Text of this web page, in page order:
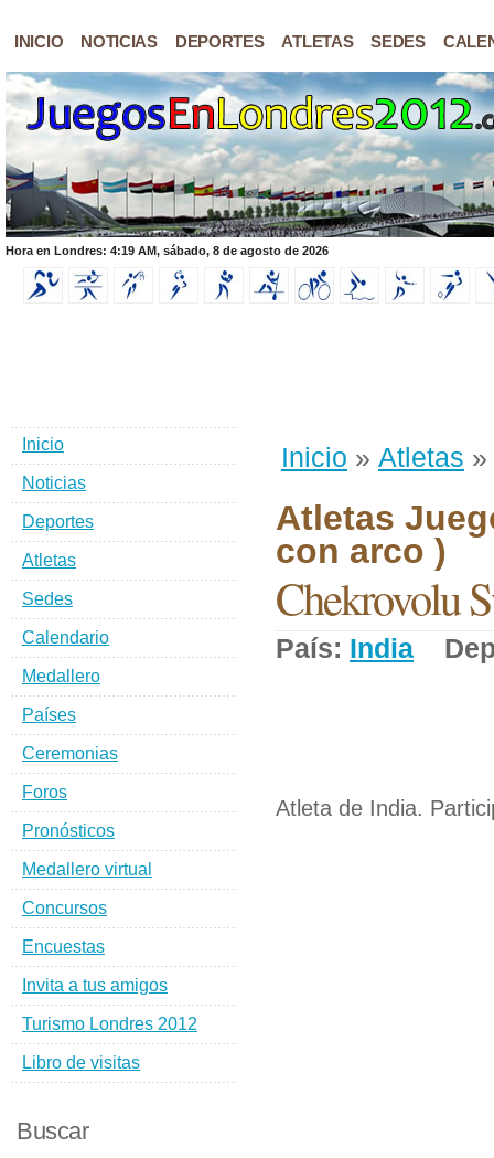
INICIO NOTICIAS DEPORTES ATLETAS SEDES
Hora en Londres: 4:19 AM, sábado, 8 de agosto de 2026
Inicio » Atletas »
Atletas
con arco )
Chekrovolu
País: India
Atleta de India.
Inicio
Noticias
Deportes
Atletas
Sedes
Calendario
Medallero
Países
Ceremonias
Foros
Pronósticos
Medallero virtual
Concursos
Encuestas
Invita a tus amigos
Turismo Londres 2012
Libro de visitas
Buscar